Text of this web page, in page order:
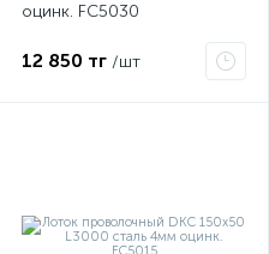
оцинк. FC5030
12 850 тг /шт